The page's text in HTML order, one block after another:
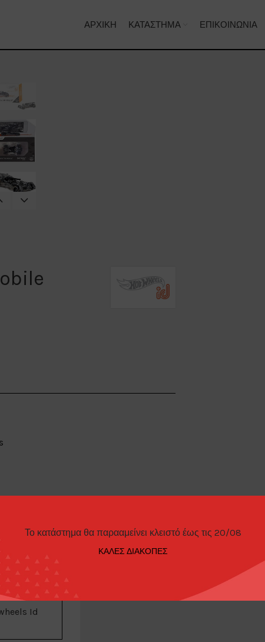
Το κατάστημα θα παρααμείνει κλειστό έως τις 20/08
ΚΑΛΕΣ ΔΙΑΚΟΠΕΣ
ΑΡΧΙΚΉ ΚΑΤΆΣΤΗΜΑ ΕΠΙΚΟΙΝΩΝΊΑ
Id